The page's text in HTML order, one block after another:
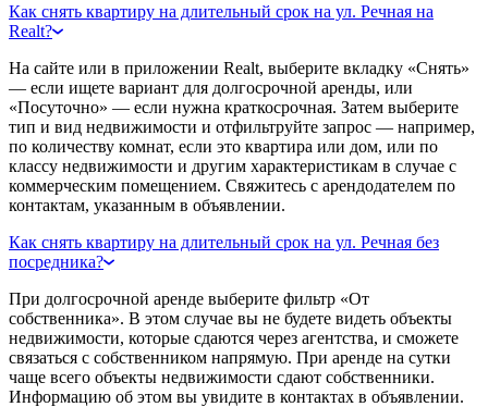
Как снять квартиру на длительный срок на ул. Речная на
Realt?
На сайте или в приложении Realt, выберите вкладку «Снять»
— если ищете вариант для долгосрочной аренды, или
«Посуточно» — если нужна краткосрочная. Затем выберите
тип и вид недвижимости и отфильтруйте запрос — например,
по количеству комнат, если это квартира или дом, или по
классу недвижимости и другим характеристикам в случае с
коммерческим помещением. Свяжитесь с арендодателем по
контактам, указанным в объявлении.
Как снять квартиру на длительный срок на ул. Речная без
посредника?
При долгосрочной аренде выберите фильтр «От
собственника». В этом случае вы не будете видеть объекты
недвижимости, которые сдаются через агентства, и сможете
связаться с собственником напрямую. При аренде на сутки
чаще всего объекты недвижимости сдают собственники.
Информацию об этом вы увидите в контактах в объявлении.